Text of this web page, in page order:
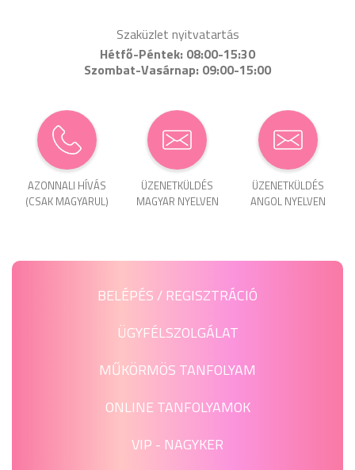
Szaküzlet nyitvatartás
Hétfő-Péntek: 08:00-15:30
Szombat-Vasárnap: 09:00-15:00
AZONNALI HÍVÁS
(CSAK MAGYARUL)
ÜZENET­KÜLDÉS
MAGYAR NYELVEN
ÜZENET­KÜLDÉS
ANGOL NYELVEN
BELÉPÉS / REGISZTRÁCIÓ
ÜGYFÉLSZOLGÁLAT
MŰKÖRMÖS TANFOLYAM
ONLINE TANFOLYAMOK
VIP - NAGYKER